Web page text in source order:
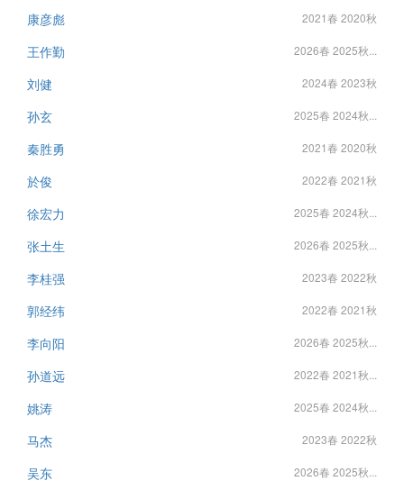
康彦彪 2021春 2020秋
王作勤 2026春 2025秋...
刘健 2024春 2023秋
孙玄 2025春 2024秋...
秦胜勇 2021春 2020秋
於俊 2022春 2021秋
徐宏力 2025春 2024秋...
张土生 2026春 2025秋...
李桂强 2023春 2022秋
郭经纬 2022春 2021秋
李向阳 2026春 2025秋...
孙道远 2022春 2021秋...
姚涛 2025春 2024秋...
马杰 2023春 2022秋
吴东 2026春 2025秋...